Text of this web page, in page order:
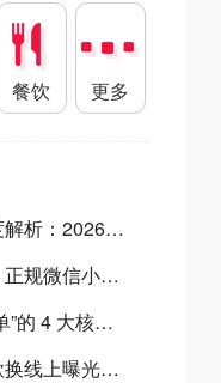
餐饮 更多
微信扫码盒子推广项目深度解析：2026官方双向补贴全揭秘及合作指南
微信小绿盒项目红利来袭，正规微信小绿盒服务商助力高效开展微信小绿盒推广
认真科技深度解析“抖音买单”的 4 大核心经营优势，商家为什么要开通抖音买单？
流量币全新上线｜线下收款换线上曝光，门店增收新方案